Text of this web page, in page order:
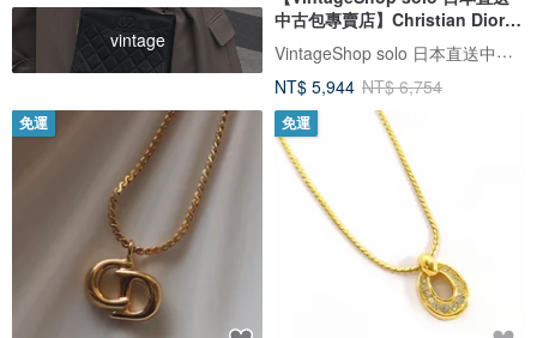
vintage
中古包專賣店】Christian Dior
克裡斯汀‧迪奧 項鍊 金色 CD
Logo 扭轉 design vintage
vsyn5t
VintageShop solo 日本直送中古包專賣店
NT$ 5,944 NT$ 6,754
免運 免運